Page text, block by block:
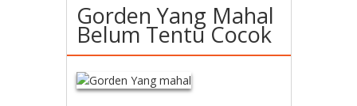
Gorden Yang Mahal
Belum Tentu Cocok